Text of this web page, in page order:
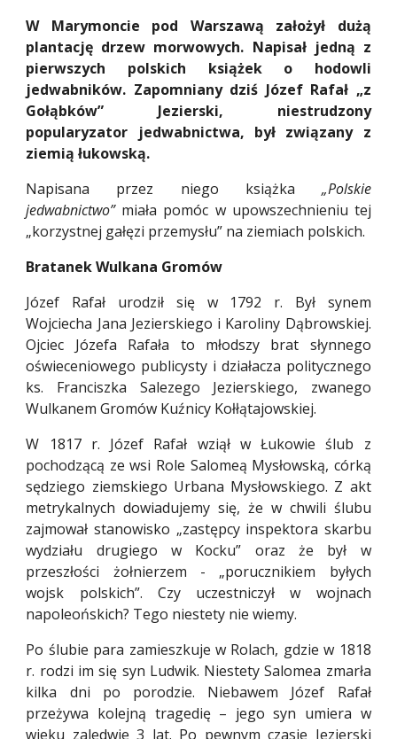
W Marymoncie pod Warszawą założył dużą
plantację drzew morwowych. Napisał jedną z
pierwszych polskich książek o hodowli
jedwabników. Zapomniany dziś Józef Rafał „z
Gołąbków” Jezierski, niestrudzony
popularyzator jedwabnictwa, był związany z
ziemią łukowską.
Napisana przez niego książka „Polskie
jedwabnictwo”miała pomóc w upowszechnieniu tej
„korzystnej gałęzi przemysłu” na ziemiach polskich.
Bratanek Wulkana Gromów
Józef Rafał urodził się w 1792 r. Był synem
Wojciecha Jana Jezierskiego i Karoliny Dąbrowskiej.
Ojciec Józefa Rafała to młodszy brat słynnego
oświeceniowego publicysty i działacza politycznego
ks. Franciszka Salezego Jezierskiego, zwanego
Wulkanem Gromów Kuźnicy Kołłątajowskiej.
W 1817 r. Józef Rafał wziął w Łukowie ślub z
pochodzącą ze wsi Role Salomeą Mysłowską, córką
sędziego ziemskiego Urbana Mysłowskiego. Z akt
metrykalnych dowiadujemy się, że w chwili ślubu
zajmował stanowisko „zastępcy inspektora skarbu
wydziału drugiego w Kocku” oraz że był w
przeszłości żołnierzem - „porucznikiem byłych
wojsk polskich”. Czy uczestniczył w wojnach
napoleońskich? Tego niestety nie wiemy.
Po ślubie para zamieszkuje w Rolach, gdzie w 1818
r. rodzi im się syn Ludwik. Niestety Salomea zmarła
kilka dni po porodzie. Niebawem Józef Rafał
przeżywa kolejną tragedię – jego syn umiera w
wieku zaledwie 3 lat. Po pewnym czasie Jezierski